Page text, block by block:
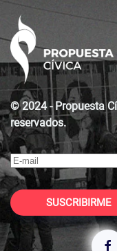
© 2024 - Propuesta
reservados.
SUSCRIBIRME